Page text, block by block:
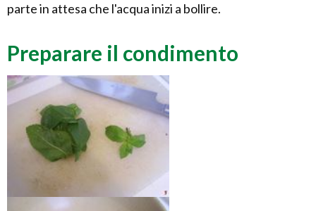
parte in attesa che l'acqua inizi a bollire.
Preparare il condimento